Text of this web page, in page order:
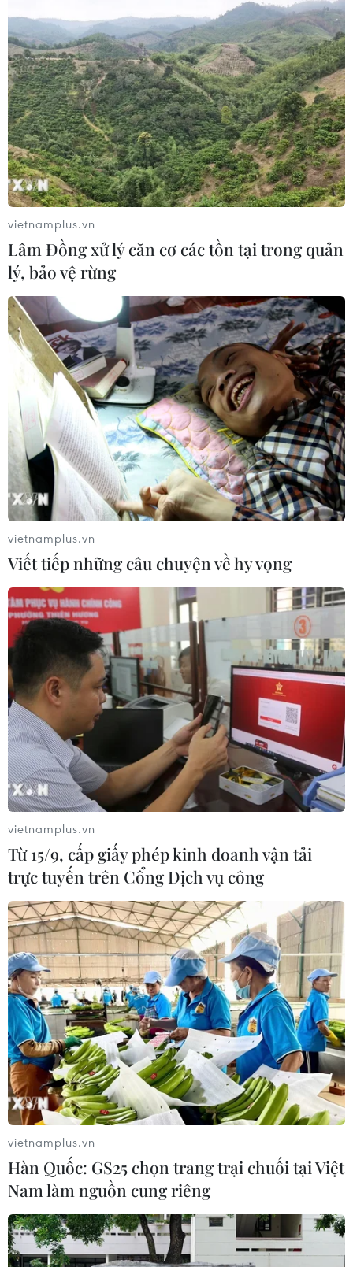
vietnamplus.vn
Lâm Đồng xử lý căn cơ các tồn tại trong quản
lý, bảo vệ rừng
vietnamplus.vn
Viết tiếp những câu chuyện về hy vọng
vietnamplus.vn
Từ 15/9, cấp giấy phép kinh doanh vận tải
trực tuyến trên Cổng Dịch vụ công
vietnamplus.vn
Hàn Quốc: GS25 chọn trang trại chuối tại Việt
Nam làm nguồn cung riêng